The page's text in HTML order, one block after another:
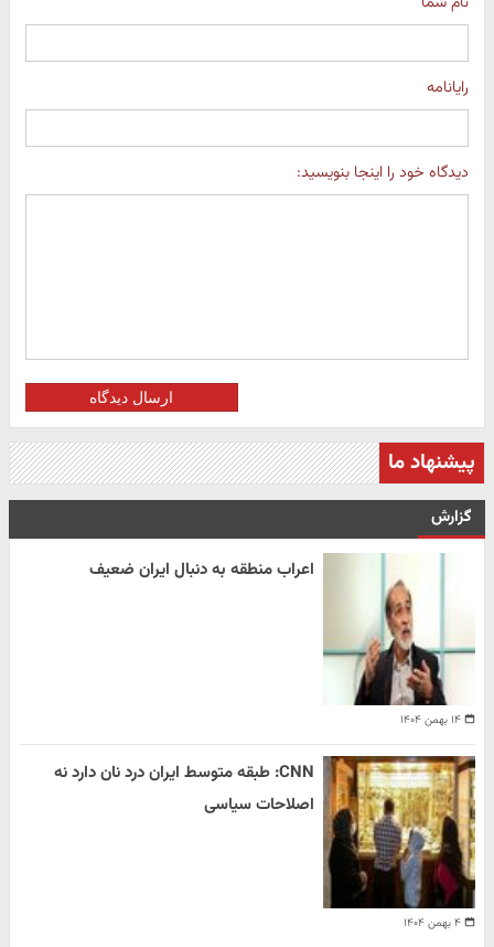
رایانامه
دیدگاه خود را اینجا بنویسید:
ارسال دیدگاه
پیشنهاد ما
گزارش
۱۴ بهمن ۱۴۰۴
اعراب منطقه به دنبال ایران ضعیف
۴ بهمن ۱۴۰۴
CNN: طبقه متوسط ایران درد نان دارد نه
اصلاحات سیاسی